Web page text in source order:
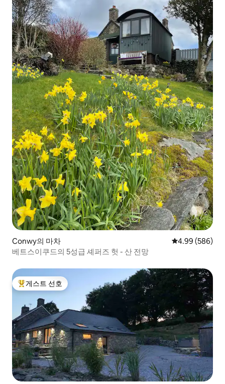
Conwy의 마차 평점 4.99점(5
4.99 (586)
베트스이쿠드의 5성급 셰퍼즈 헛 - 산 전망
상위 게스트 선호
게스트 선호